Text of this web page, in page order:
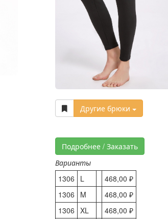
Другие брюки
Подробнее / Заказать
Варианты
1306
L
468,00 ₽
1306
M
468,00 ₽
1306 XL
468,00 ₽